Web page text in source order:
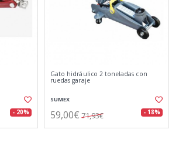
- 20%
Gato hidráulico 2 toneladas con
ruedas garaje
SUMEX
59,00€ 71,93€ - 18%